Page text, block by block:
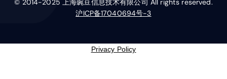
© 2014-2025 上海豌豆信息技术有限公司 All rights reserved.
沪ICP备17040694号-3
Privacy Policy